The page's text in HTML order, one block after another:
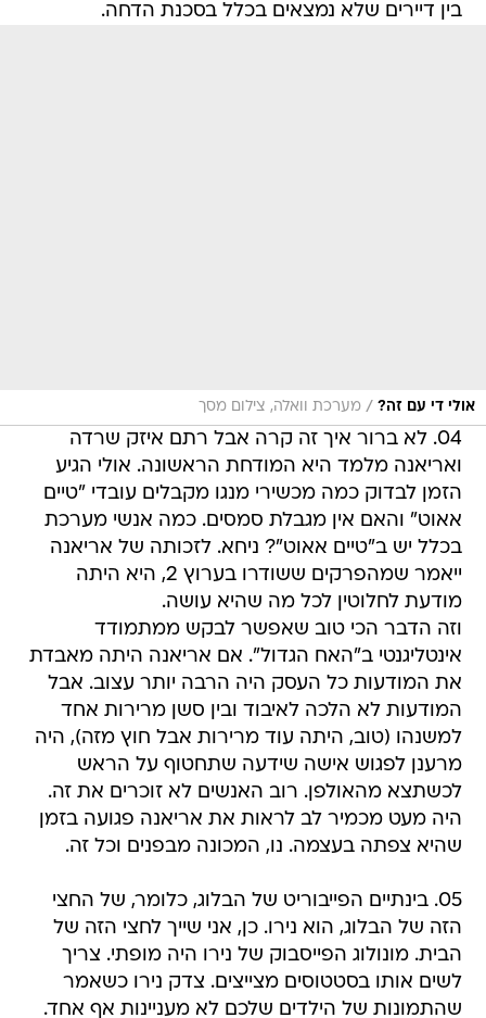
בין דיירים שלא נמצאים בכלל בסכנת הדחה.
אולי די עם זה? / מערכת וואלה, צילום מסך
04. לא ברור איך זה קרה אבל רתם איזק שרדה
ואריאנה מלמד היא המודחת הראשונה. אולי הגיע
הזמן לבדוק כמה מכשירי מנגו מקבלים עובדי "טיים
אאוט" והאם אין מגבלת סמסים. כמה אנשי מערכת
בכלל יש ב"טיים אאוט"? ניחא. לזכותה של אריאנה
ייאמר שמהפרקים ששודרו בערוץ 2, היא היתה
מודעת לחלוטין לכל מה שהיא עושה.
וזה הדבר הכי טוב שאפשר לבקש ממתמודד
אינטליגנטי ב"האח הגדול". אם אריאנה היתה מאבדת
את המודעות כל העסק היה הרבה יותר עצוב. אבל
המודעות לא הלכה לאיבוד ובין סשן מרירות אחד
למשנהו (טוב, היתה עוד מרירות אבל חוץ מזה), היה
מרענן לפגוש אישה שידעה שתחטוף על הראש
לכשתצא מהאולפן. רוב האנשים לא זוכרים את זה.
היה מעט מכמיר לב לראות את אריאנה פגועה בזמן
שהיא צפתה בעצמה. נו, המכונה מבפנים וכל זה.
05. בינתיים הפייבוריט של הבלוג, כלומר, של החצי
הזה של הבלוג, הוא נירו. כן, אני שייך לחצי הזה של
הבית. מונולוג הפייסבוק של נירו היה מופתי. צריך
לשים אותו בסטטוסים מצייצים. צדק נירו כשאמר
שהתמונות של הילדים שלכם לא מעניינות אף אחד.